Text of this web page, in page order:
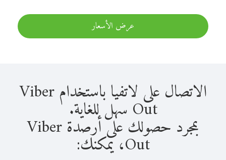
عرض الأسعار
الاتصال على لاتفيا باستخدام Viber
Out سهل للغاية.
بمجرد حصولك على أرصدة Viber
Out، يمكنك: